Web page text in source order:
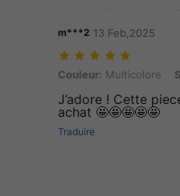
m***2 13 Feb,2025
Couleur: Multicolore,
Couleur: Multicolore
J’adore ! Cette
achat 🤩🤩🤩🤩🤩
Traduire